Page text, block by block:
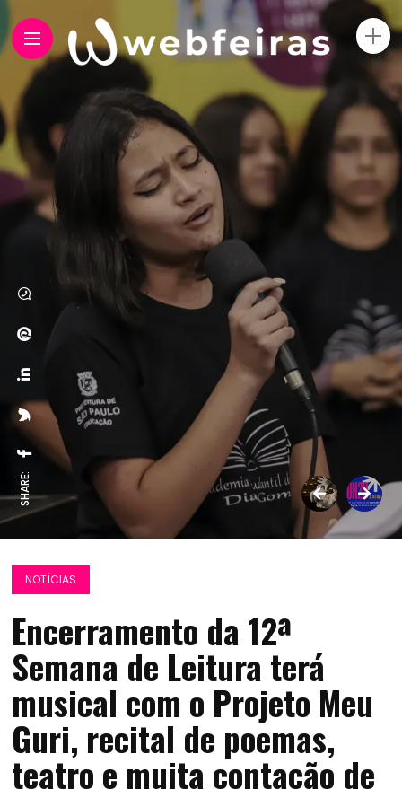
SHARE:
NOTÍCIAS
Encerramento da 12ª
Semana de Leitura terá
musical com o Projeto Meu
Guri, recital de poemas,
teatro e muita contação de